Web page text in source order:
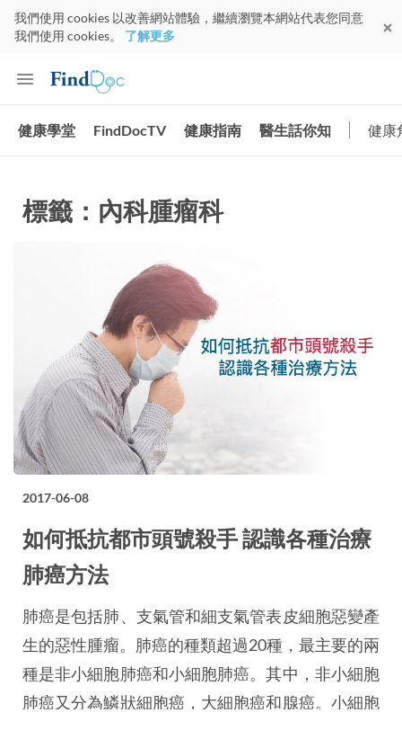
我們使用 cookies 以改善網站體驗，繼續瀏覽本網站代表您同意
我們使用 cookies。 了解更多
健康學堂 FindDocTV 健康指南 醫生話你知 健康
標籤：內科腫瘤科
2017-06-08
如何抵抗都市頭號殺手 認識各種治療
肺癌方法
肺癌是包括肺、支氣管和細支氣管表皮細胞惡變產
生的惡性腫瘤。肺癌的種類超過20種，最主要的兩
種是非小細胞肺癌和小細胞肺癌。其中，非小細胞
肺癌又分為鱗狀細胞癌，大細胞癌和腺癌。小細胞